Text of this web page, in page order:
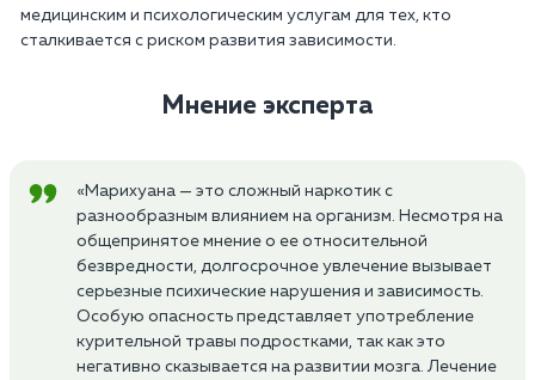
медицинским и психологическим услугам для тех, кто
сталкивается с риском развития зависимости.
Мнение эксперта
«Марихуана — это сложный наркотик с
разнообразным влиянием на организм. Несмотря на
общепринятое мнение о ее относительной
безвредности, долгосрочное увлечение вызывает
серьезные психические нарушения и зависимость.
Особую опасность представляет употребление
курительной травы подростками, так как это
негативно сказывается на развитии мозга. Лечение